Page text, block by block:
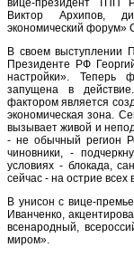
вице-президент ТПП
Виктор Архипов,
экономический форум»
В своем выступлении
Президенте РФ
настройки». Теперь
запущена в
фактором является
экономическая зона.
вызывает живой и
- не обычный регион
чиновники, -
условиях - блокада,
сейчас - на острие всех
В унисон с вице-
Иванченко,
всенародный,
миром».